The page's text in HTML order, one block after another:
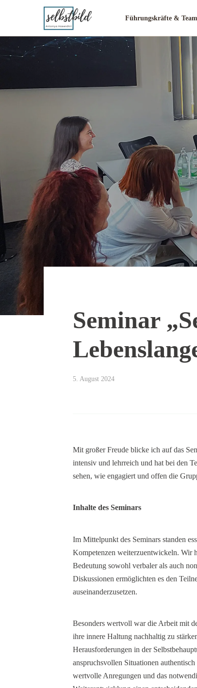
Führungskräfte &
Seminar
5. August 2024
Mit großer Freude blicke ich auf das
intensiv und lehrreich und hat bei den
sehen, wie engagiert und offen die
Inhalte des Seminars
Im Mittelpunkt des Seminars standen
Kompetenzen weiterzuentwickeln. Wir
Bedeutung sowohl verbaler als auch
Diskussionen ermöglichten es den
auseinanderzusetzen.
Besonders wertvoll war die Arbeit mit
ihre innere Haltung nachhaltig zu
Herausforderungen in der
anspruchsvollen Situationen
wertvolle Anregungen und das